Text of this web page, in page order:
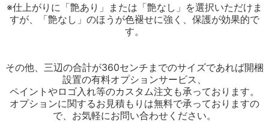
※仕上がりに「艶あり」または「艶なし」を選択いただけま
すが、「艶なし」のほうが色褪せに強く、保護が効果的で
す。
その他、三辺の合計が360センチまでのサイズであれば開梱
設置の有料オプションサービス、
ペイントやロゴ入れ等のカスタム注文も承っております。
オプションに関するお見積もりは無料で承っておりますの
で、お気軽にお問い合わせください。